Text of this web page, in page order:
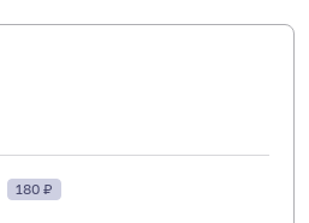
180 ₽